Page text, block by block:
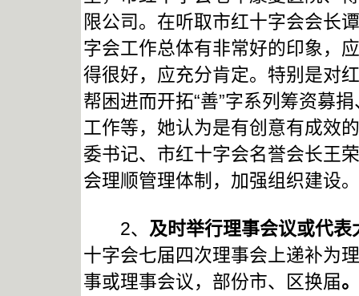
限公司。在听取市红十字会会长
字会工作总体有非常好的印象，
得很好，应充分肯定。特别是对
帮困进而开拓“善”字系列筹资募
工作等，她认为是有创意有成效
委书记、市红十字会名誉会长王
会理顺管理体制，加强组织建设。
2、 及时举行理事会议或代表
十字会七届四次理事会上递补为
事或理事会议，部份市、区换届。